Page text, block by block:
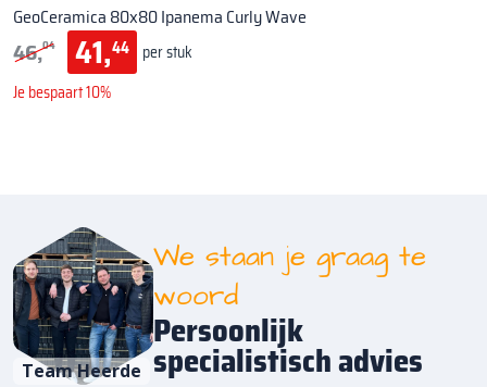
GeoCeramica 80x80 Ipanema Curly Wave
46,04 41,44 per stuk
Je bespaart 10%
Team Heerde
We staan je graag te
woord
Persoonlijk
specialistisch advies